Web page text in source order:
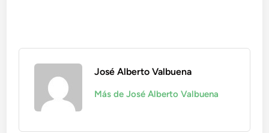
José Alberto Valbuena
Más de José Alberto Valbuena